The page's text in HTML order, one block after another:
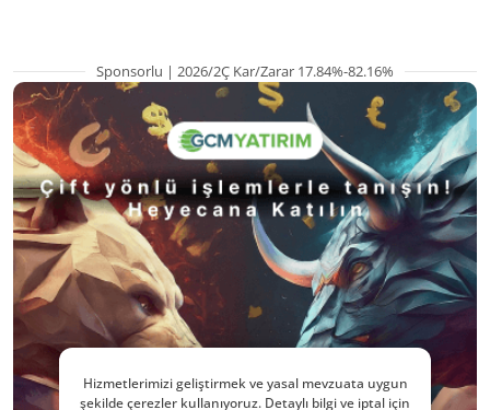
Sponsorlu | 2026/2Ç Kar/Zarar 17.84%-82.16%
Hizmetlerimizi geliştirmek ve yasal mevzuata uygun
şekilde çerezler kullanıyoruz. Detaylı bilgi ve iptal için